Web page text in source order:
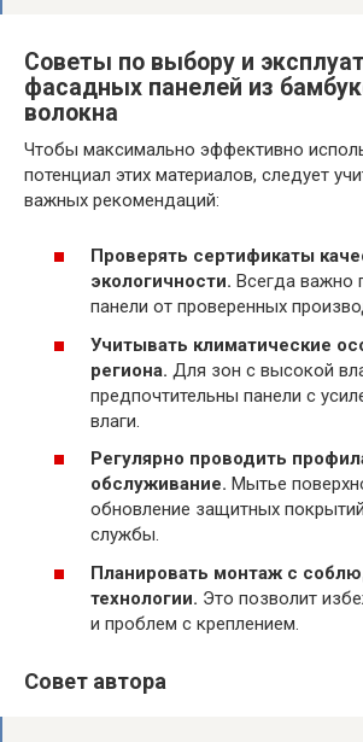
Советы по выбору и
фасадных панелей из
волокна
Чтобы максимально эффективно
потенциал этих материалов, следует
важных рекомендаций:
Проверять сертификаты
экологичности. Всегда важно
панели от проверенных
Учитывать климатические
региона. Для зон с высокой
предпочтительны панели с
влаги.
Регулярно проводить
обслуживание. Мытье
обновление защитных
службы.
Планировать монтаж с
технологии. Это позволит
и проблем с креплением.
Совет автора